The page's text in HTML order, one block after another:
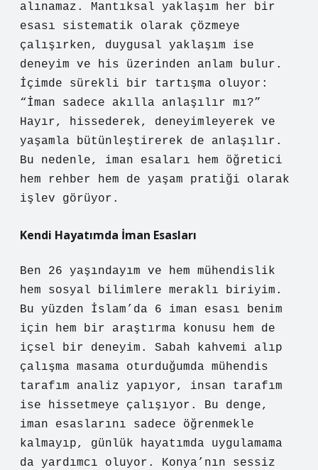
alınamaz. Mantıksal yaklaşım her bir
esası sistematik olarak çözmeye
çalışırken, duygusal yaklaşım ise
deneyim ve his üzerinden anlam bulur.
İçimde sürekli bir tartışma oluyor:
“İman sadece akılla anlaşılır mı?”
Hayır, hissederek, deneyimleyerek ve
yaşamla bütünleştirerek de anlaşılır.
Bu nedenle, iman esaları hem öğretici
hem rehber hem de yaşam pratiği olarak
işlev görüyor.
Kendi Hayatımda İman Esasları
Ben 26 yaşındayım ve hem mühendislik
hem sosyal bilimlere meraklı biriyim.
Bu yüzden İslam’da 6 iman esası benim
için hem bir araştırma konusu hem de
içsel bir deneyim. Sabah kahvemi alıp
çalışma masama oturduğumda mühendis
tarafım analiz yapıyor, insan tarafım
ise hissetmeye çalışıyor. Bu denge,
iman esaslarını sadece öğrenmekle
kalmayıp, günlük hayatımda uygulamama
da yardımcı oluyor. Konya’nın sessiz